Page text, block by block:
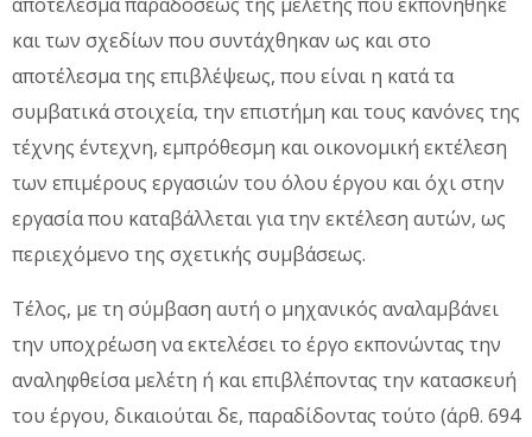
και των σχεδίων που συντάχθηκαν ως και στο
αποτέλεσμα της επιβλέψεως, που είναι η κατά τα
συμβατικά στοιχεία, την επιστήμη και τους κανόνες της
τέχνης έντεχνη, εμπρόθεσμη και οικονομική εκτέλεση
των επιμέρους εργασιών του όλου έργου και όχι στην
εργασία που καταβάλλεται για την εκτέλεση αυτών, ως
περιεχόμενο της σχετικής συμβάσεως.
Τέλος, με τη σύμβαση αυτή ο μηχανικός αναλαμβάνει
την υποχρέωση να εκτελέσει το έργο εκπονώντας την
αναληφθείσα μελέτη ή και επιβλέποντας την κατασκευή
του έργου, δικαιούται δε, παραδίδοντας τούτο (άρθ. 694